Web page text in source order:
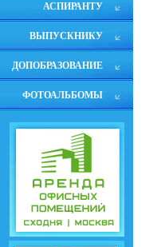
АСПИРАНТУ
ВЫПУСКНИКУ
ДОПОБРАЗОВАНИЕ
ФОТОАЛЬБОМЫ